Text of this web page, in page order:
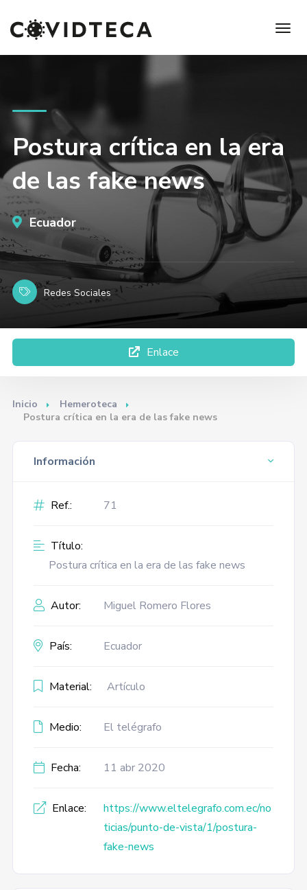
Postura crítica en la era
de las fake news
Ecuador
Redes Sociales
Enlace
Inicio
Hemeroteca
Postura crítica en la era de las fake news
Información
Ref.: 71
Título:
Postura crítica en la era de las fake news
Autor: Miguel Romero Flores
País: Ecuador
Material: Artículo
Medio: El telégrafo
Fecha: 11 abr 2020
Enlace:
https://www.eltelegrafo.com.ec/no
ticias/punto-de-vista/1/postura-
fake-news